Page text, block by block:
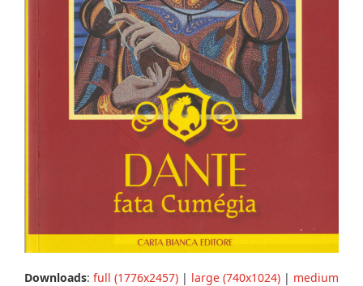
Downloads: full (1776x2457) | large (740x1024) | medium